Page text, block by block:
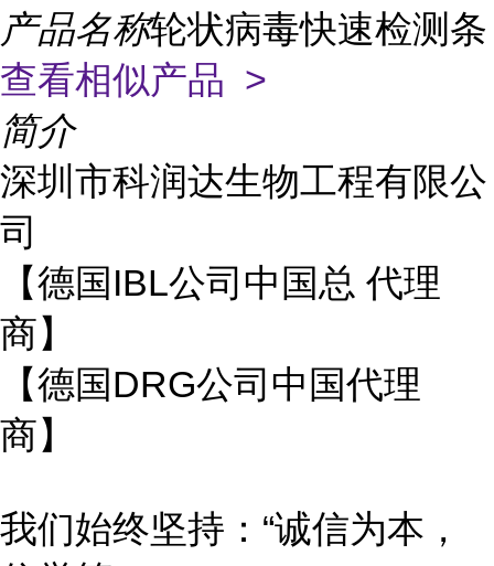
产品名称轮状病毒快速检测条
查看相似产品 >
简介
深圳市科润达生物工程有限公
司
【德国IBL公司中国总 代理
商】
【德国DRG公司中国代理
商】
我们始终坚持：“诚信为本，